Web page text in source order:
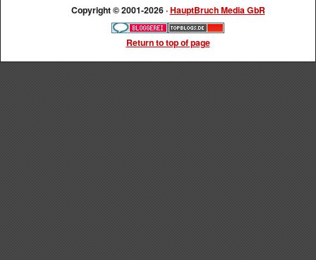
Copyright © 2001-2026 ·HauptBruch Media GbR
Return to top of page